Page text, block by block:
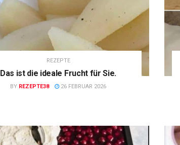
REZEPTE
Das ist die ideale Frucht für Sie.
BY REZEPTE38 26 FEBRUAR 2026